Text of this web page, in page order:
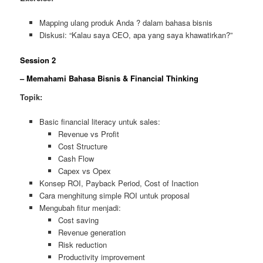
Mapping ulang produk Anda ? dalam bahasa bisnis
Diskusi: “Kalau saya CEO, apa yang saya khawatirkan?”
Session 2
– Memahami Bahasa Bisnis & Financial Thinking
Topik:
Basic financial literacy untuk sales:
Revenue vs Profit
Cost Structure
Cash Flow
Capex vs Opex
Konsep ROI, Payback Period, Cost of Inaction
Cara menghitung simple ROI untuk proposal
Mengubah fitur menjadi:
Cost saving
Revenue generation
Risk reduction
Productivity improvement